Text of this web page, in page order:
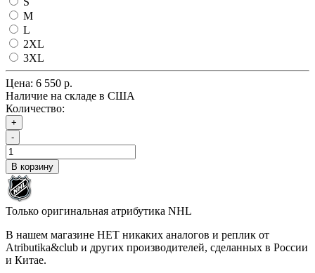
M
L
2XL
3XL
Цена: 6 550 р.
Наличие на складе в США
Количество:
+
-
В корзину
Только оригинальная атрибутика NHL
В нашем магазине НЕТ никаких аналогов и реплик от
Atributika&club и других производителей, сделанных в России
и Китае.